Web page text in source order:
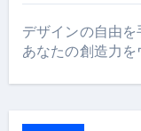
デザインの自由
あなたの創造力